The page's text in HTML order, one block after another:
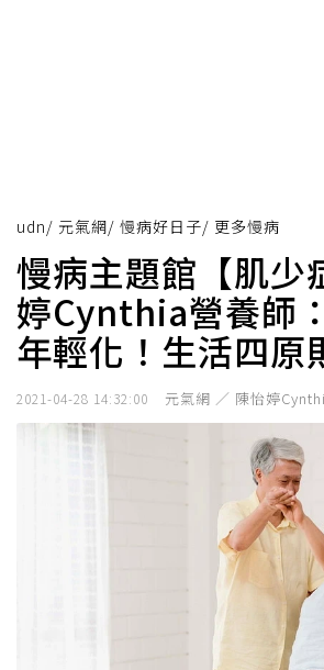
udn/ 元氣網/ 慢病好日子/ 更多慢病
慢病主題館【肌少
婷Cynthia營養師
年輕化！生活四原
2021-04-28 14:32:00 元氣網 ／ 陳怡婷